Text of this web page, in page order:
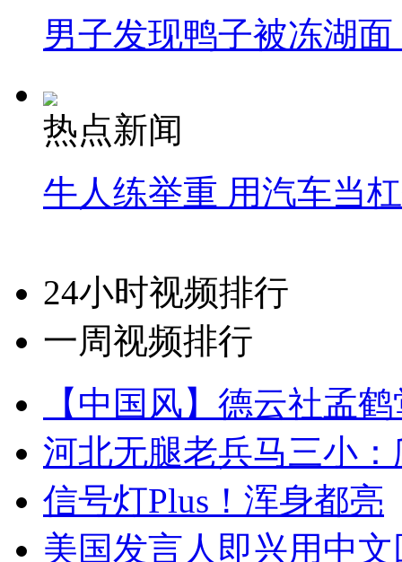
男子发现鸭子被冻湖
热点新闻
牛人练举重 用汽车当
24小时视频排行
一周视频排行
【中国风】德云社孟
河北无腿老兵马三小
信号灯Plus！浑身都亮
美国发言人即兴用中